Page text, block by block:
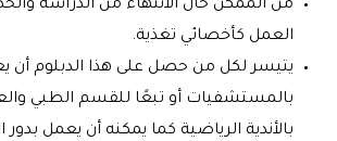
من الممكن حال الانتهاء من الدراسة
العمل كأخصائي تغذية.
يتيسر لكل من حصل على هذا الدبلوم أن
بالمستشفيات أو تبعًا للقسم الطبي
بالأندية الرياضية كما يمكنه أن يعمل بدور